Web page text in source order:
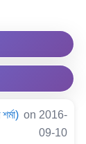
on 2016-
09-10